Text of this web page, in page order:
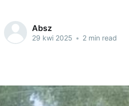
Absz
29 kwi 2025 • 2 min read